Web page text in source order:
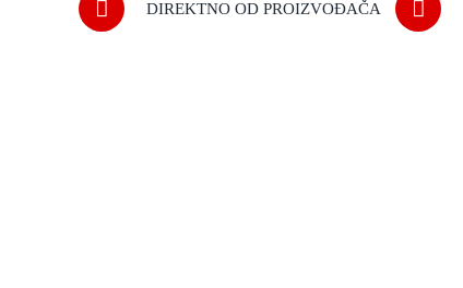
DIREKTNO OD PROIZVOĐAČA